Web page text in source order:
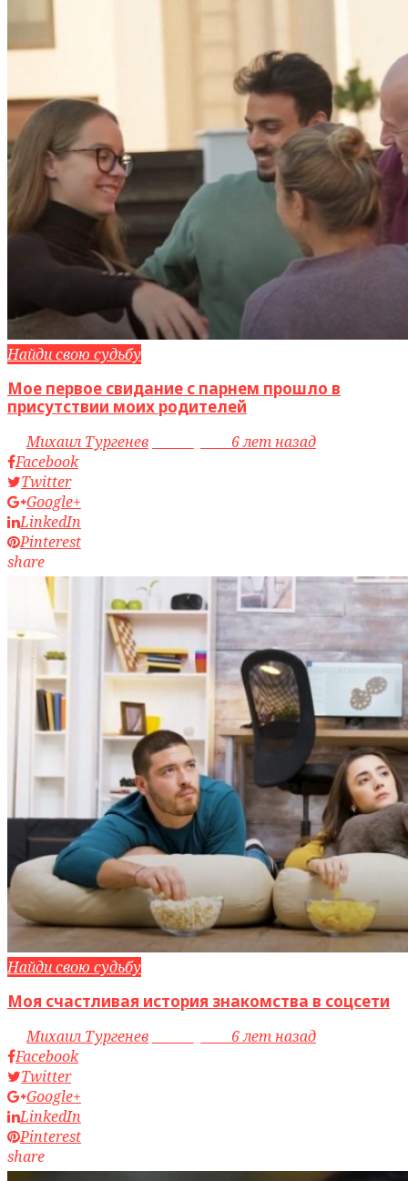
Найди свою судьбу
Мое первое свидание с парнем прошло в
присутствии моих родителей
byМихаил Тургенев
6 лет назад
Facebook
Twitter
Google+
LinkedIn
Pinterest
share
Найди свою судьбу
Моя счастливая история знакомства в соцсети
byМихаил Тургенев
6 лет назад
Facebook
Twitter
Google+
LinkedIn
Pinterest
share